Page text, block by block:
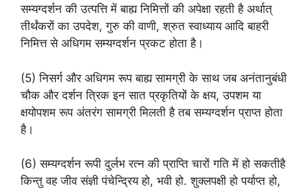
सम्यग्दर्शन की उत्पत्ति में बाह्य निमित्तों की अपेक्षा रहती है अर्थात्
तीर्थंकरों का उपदेश, गुरु की वाणी, श्रुत स्वाध्याय आदि बाहरी
निमित्त से अधिगम सम्यग्दर्शन प्रकट होता है।
(5) निसर्ग और अधिगम रूप बाह्य सामग्री के साथ जब अनंतानुबंधी
चौक और दर्शन त्रिक इन सात प्रकृतियों के क्षय, उपशम या
क्षयोपशम रूप अंतरंग सामग्री मिलती है तब सम्यग्दर्शन प्राप्त होता
है।
(6) सम्यग्दर्शन रूपी दुर्लभ रत्न की प्राप्ति चारों गति में हो सकतीहै
किन्तु वह जीव संज्ञी पंचेन्द्रिय हो, भवी हो. शुक्लपक्षी हो पर्याप्त हो,